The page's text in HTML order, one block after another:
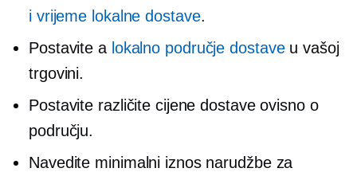
i vrijeme lokalne dostave.
Postavite a lokalno područje dostaveu vašoj
trgovini.
Postavite različite cijene dostave ovisno o
području.
Navedite minimalni iznos narudžbe za